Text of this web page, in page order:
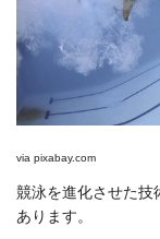
via pixabay.com
競泳を進化させた技
あります。